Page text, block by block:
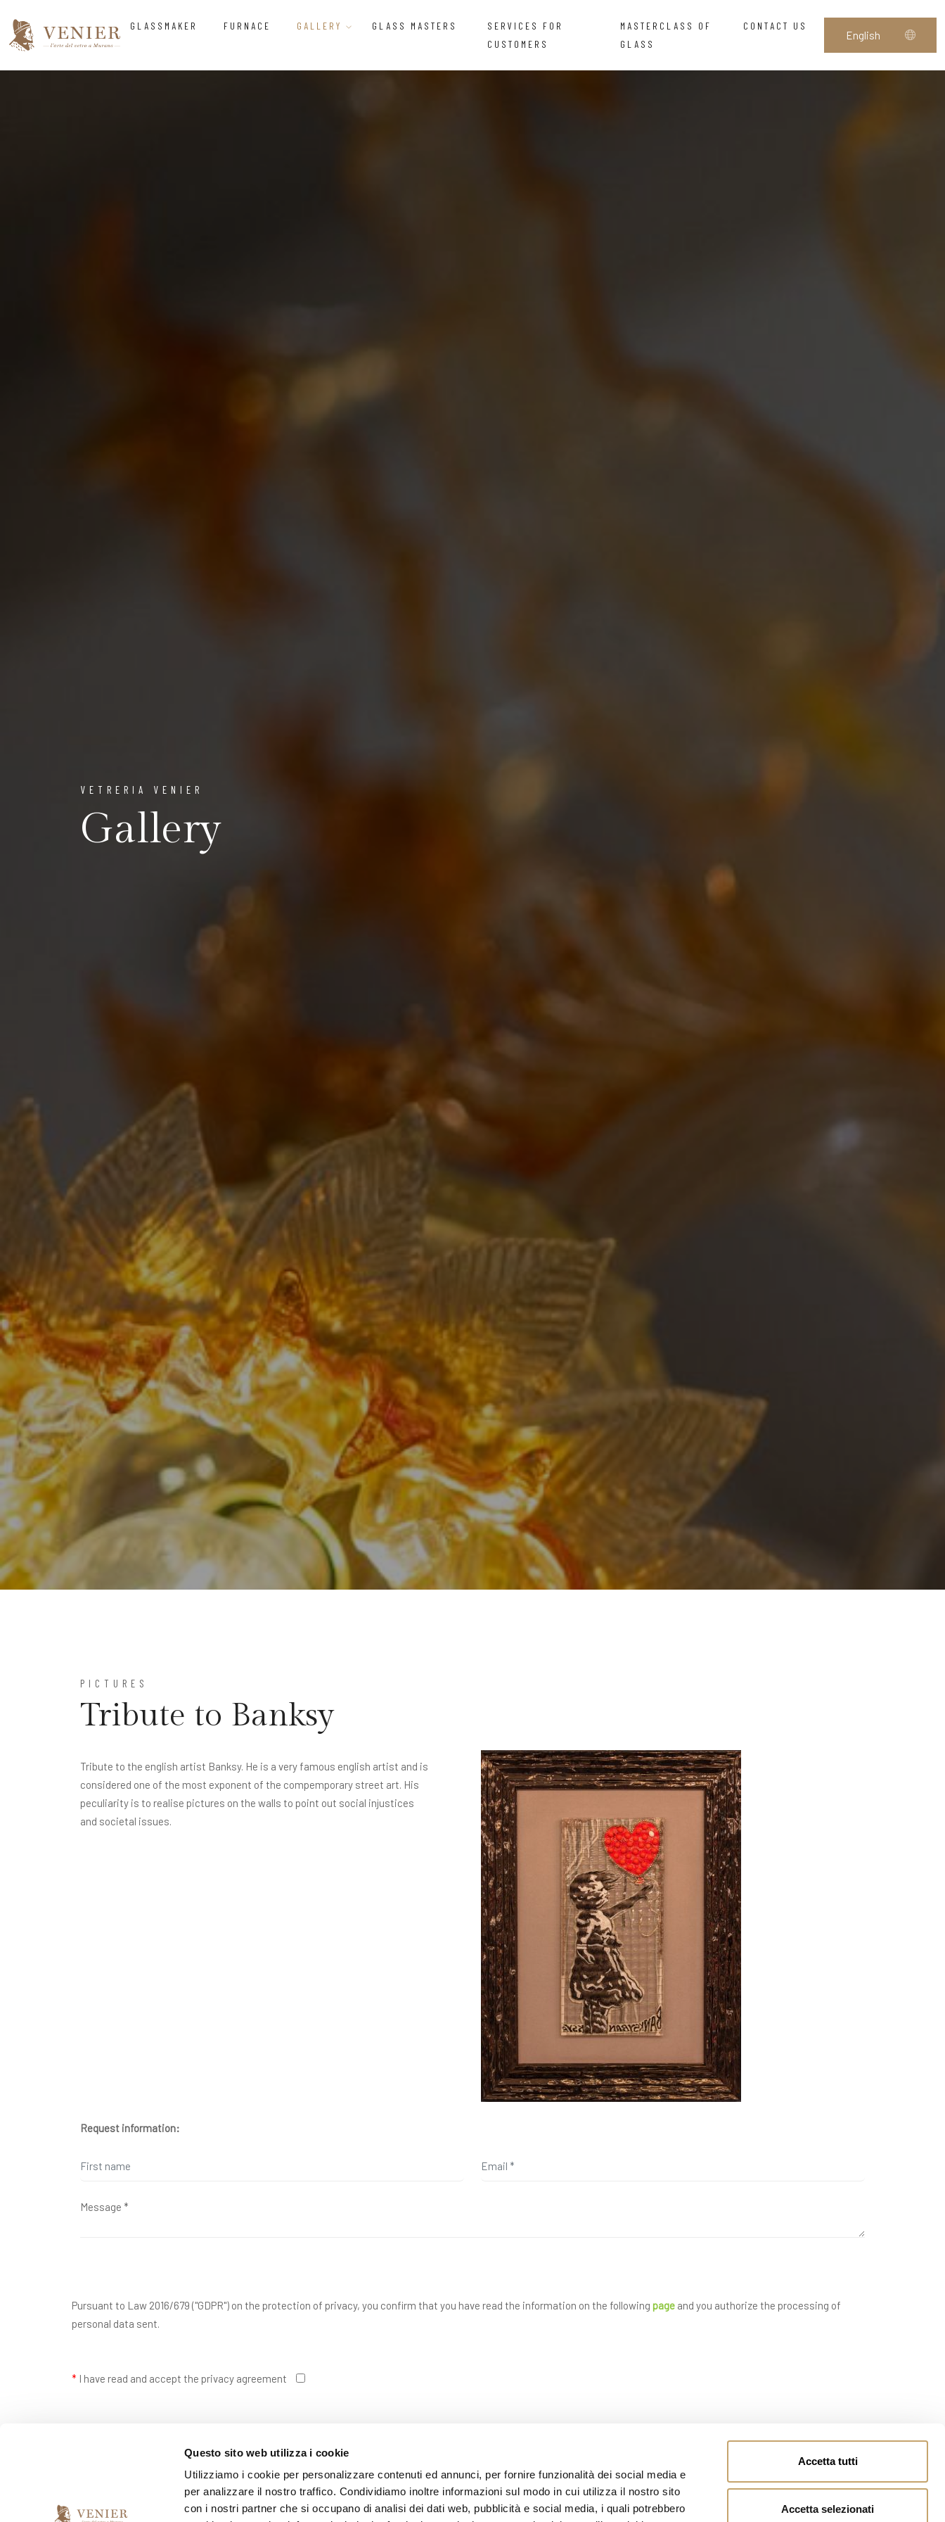
Questo sito web utilizza i cookie
Utilizziamo i cookie per personalizzare contenuti ed annunci, per fornire funzionalità dei social media e
per analizzare il nostro traffico. Condividiamo inoltre informazioni sul modo in cui utilizza il nostro sito
con i nostri partner che si occupano di analisi dei dati web, pubblicità e social media, i quali potrebbero
Accetta tutti
Accetta selezionati
GLASSMAKER FURNACE GALLERY GLASS MASTERS
SERVICES FOR
CUSTOMERS
MASTERCLASS OF
GLASS
CONTACT US
VETRERIA VENIER
Gallery
PICTURES
Tribute to Banksy
Tribute to the english artist Banksy. He is a very famous english artist and is
considered one of the most exponent of the compemporary street art. His
peculiarity is to realise pictures on the walls to point out social injustices
and societal issues.
Request information:
Pursuant to Law 2016/679 ("GDPR") on the protection of privacy, you confirm that you have read the information on the following page and you authorize the processing of
personal data sent.
* I have read and accept the privacy agreement
SEND